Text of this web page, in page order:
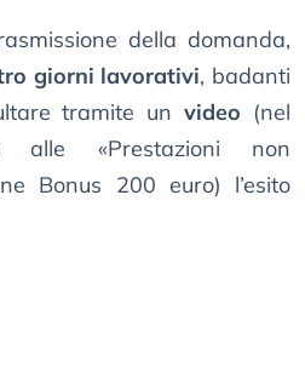
della domanda,
giorni lavorativi, badanti
tramite unvideo (nel
alle «Prestazioni non
Bonus 200 euro) l’esito